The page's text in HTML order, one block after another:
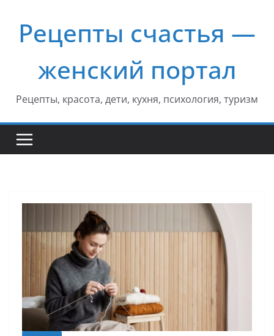
содержимому
Рецепты счастья —
женский портал
Рецепты, красота, дети, кухня, психология, туризм